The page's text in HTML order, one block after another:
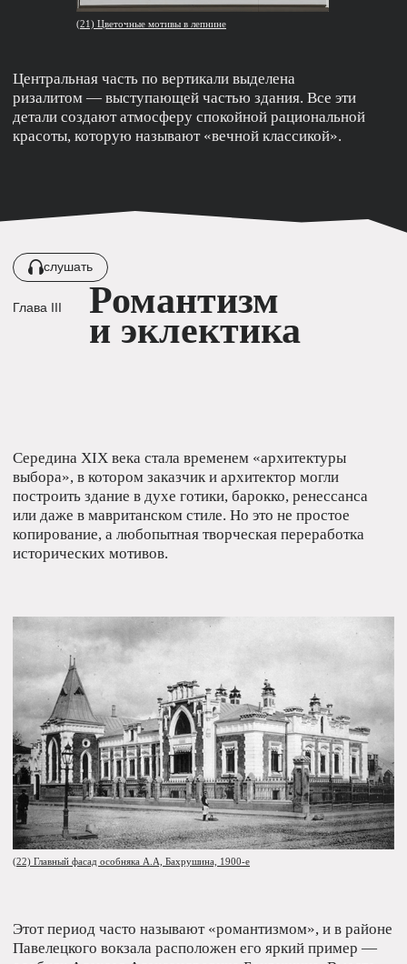
Константин Петрович пожелал иметь на фасаде дома все
возможные элементы декора: здесь ангелочки-путти
по фасаду бегут ленты гирлянд из классицизма, а окна
обрамляют пилястры с лепными гротесками как будто
из эпохи ренессанса. Завершают композицию вазоны
и металлические резные композиции с цветами
взять лучшее из всех?
(32) Главный фасад дома
К.П. Бахрушина на Новокузнецкой
(30) Путти над входом
слушать
Авангард,
Глава IV